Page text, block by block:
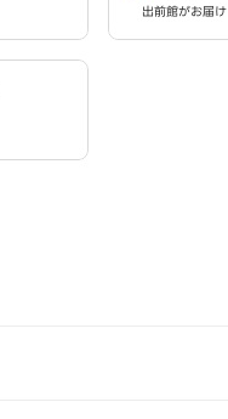
出前館がお届け